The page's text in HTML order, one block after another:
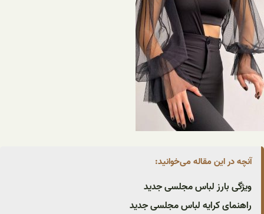
آنچه در این مقاله می‌خوانید:
ویژگی بارز لباس مجلسی جدید
راهنمای کرایه لباس مجلسی جدید